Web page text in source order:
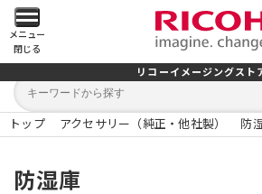
メ
イ
ン
メ
ニ
メニュー
閉じる
リコーイメージングスト
キ
ワ
ー
トップ アクセサリー（純正・他社製） 防
防湿庫